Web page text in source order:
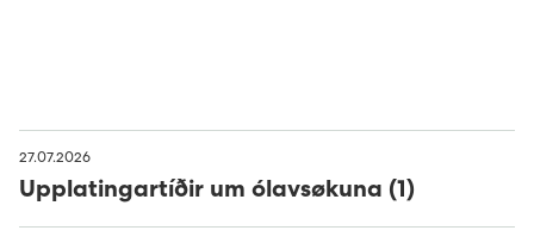
27.07.2026
Upplatingartíðir um ólavsøkuna (1)